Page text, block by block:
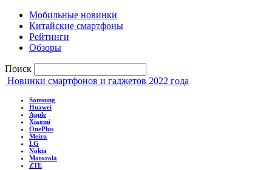
Мобильные новинки
Китайские смартфоны
Рейтинги
Обзоры
Поиск
Новинки смартфонов и гаджетов 2022 года
Samsung
Huawei
Apple
Xiaomi
OnePlus
Meizu
LG
Nokia
Motorola
ZTE